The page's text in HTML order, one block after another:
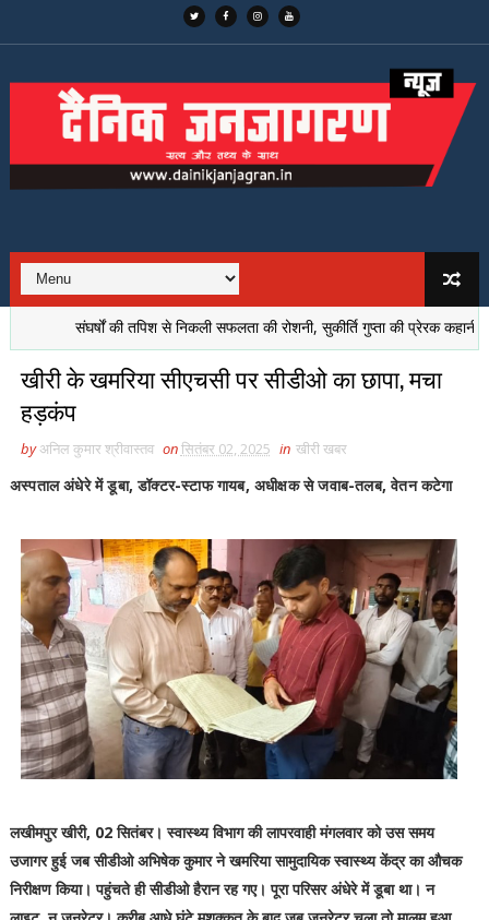
संघर्षों की तपिश से निकली सफलता की रोशनी, सुकीर्ति गुप्ता की प्रेरक कहानी
खीरी के खमरिया सीएचसी पर सीडीओ का छापा, मचा
हड़कंप
byअनिल कुमार श्रीवास्तव onसितंबर 02, 2025 in खीरी खबर
अस्पताल अंधेरे में डूबा, डॉक्टर-स्टाफ गायब, अधीक्षक से जवाब-तलब, वेतन कटेगा
लखीमपुर खीरी, 02 सितंबर। स्वास्थ्य विभाग की लापरवाही मंगलवार को उस समय
उजागर हुई जब सीडीओ अभिषेक कुमार ने खमरिया सामुदायिक स्वास्थ्य केंद्र का औचक
निरीक्षण किया। पहुंचते ही सीडीओ हैरान रह गए। पूरा परिसर अंधेरे में डूबा था। न